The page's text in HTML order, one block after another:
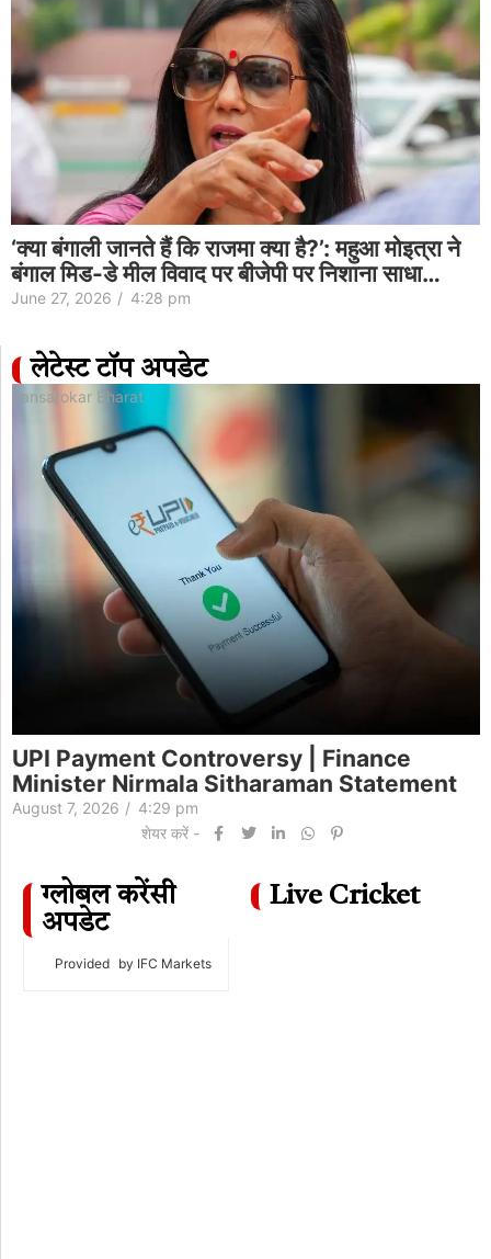
‘क्या बंगाली जानते हैं कि राजमा क्या है?’: महुआ मोइत्रा ने
बंगाल मिड-डे मील विवाद पर बीजेपी पर निशाना साधा…
June 27, 2026 / 4:28 pm
लेटेस्ट टॉप अपडेट
Jansarokar Bharat
UPI Payment Controversy | Finance
Minister Nirmala Sitharaman Statement
August 7, 2026 / 4:29 pm
शेयर करें -
ग्लोबल करेंसी
अपडेट
Provided by IFC Markets
Live Cricket